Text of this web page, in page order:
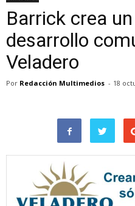
Barrick crea
desarrollo
Veladero
Por Redacción Multimedios - 18